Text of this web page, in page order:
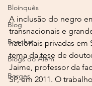
Bloínquês
Blog
Boechat
Blogs do Além
Borges
A inclusão do negro
transnacionais e
nacionais privadas em
tema da tese de
Jaime, professor da
SP, em 2011. O